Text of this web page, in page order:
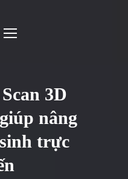
3D
nâng
trực